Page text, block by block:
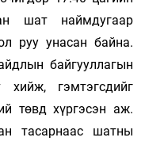
шат наймдугаар
руу унасан байна.
байгууллагын
хийж, гэмтэгсдийг
төвд хүргэсэн аж.
тасарнаас шатны